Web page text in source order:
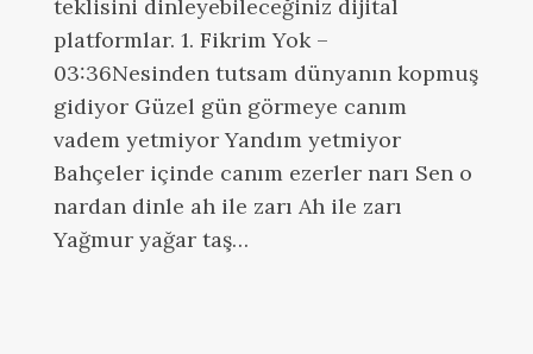
teklisini dinleyebileceğiniz dijital
platformlar. 1. Fikrim Yok –
03:36Nesinden tutsam dünyanın kopmuş
gidiyor Güzel gün görmeye canım
vadem yetmiyor Yandım yetmiyor
Bahçeler içinde canım ezerler narı Sen o
nardan dinle ah ile zarı Ah ile zarı
Yağmur yağar taş…